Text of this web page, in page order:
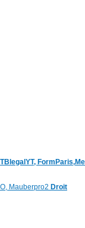
TBlegalYT, FormParis,
Mauberpro2 Droit